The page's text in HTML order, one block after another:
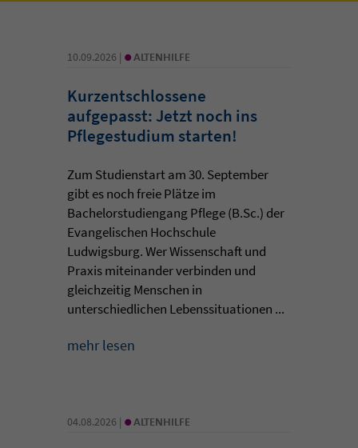
10.09.2026 | • ALTENHILFE
Kurzentschlossene
aufgepasst: Jetzt noch ins
Pflegestudium starten!
Zum Studienstart am 30. September
gibt es noch freie Plätze im
Bachelorstudiengang Pflege (B.Sc.) der
Evangelischen Hochschule
Ludwigsburg. Wer Wissenschaft und
Praxis miteinander verbinden und
gleichzeitig Menschen in
unterschiedlichen Lebenssituationen ...
mehr lesen
04.08.2026 | • ALTENHILFE